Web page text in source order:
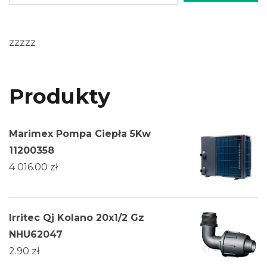
zzzzz
Produkty
Marimex Pompa Ciepła 5Kw
11200358
4 016.00 zł
Irritec Qj Kolano 20x1/2 Gz
NHU62047
2.90 zł